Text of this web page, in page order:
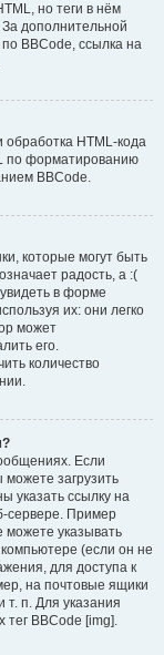
но теги в нём
За дополнительной
BBCode, ссылка на
HTML-кода
по форматированию
BBCode.
которые могут быть
радость, а :(
в форме
их: они легко
может
его.
количество
Если
загрузить
указать ссылку на
сервере. Пример
можете указывать
(если он не
для доступа к
на почтовые ящики
п. Для указания
тег BBCode [img].